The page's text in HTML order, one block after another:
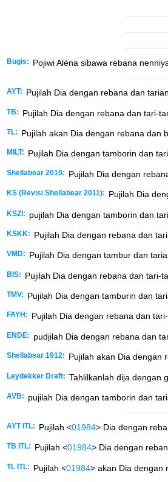
Bugis: Pojiwi Aléna sibawa rebana
AYT: Pujilah Dia dengan rebana dan
TB: Pujilah Dia dengan rebana dan tari-
TL: Pujilah akan Dia dengan rebana dan
MILT: Pujilah Dia dengan tamborin dan
Shellabear 2010: Pujilah Dia dengan
KS (Revisi Shellabear 2011): Pujilah Dia
KSZI: pujilah Dia dengan tamborin dan
KSKK: Pujilah Dia dengan rebana dan
VMD: Pujilah Dia dengan tambur dan
BIS: Pujilah Dia dengan rebana dan tari-
TMV: Pujilah Dia dengan tamburin dan
FAYH: Pujilah Dia dengan rebana dan
ENDE: pudjilah Dia dengan rebana dan
Shellabear 1912: Pujilah akan Dia dengan
Leydekker Draft: Tahlilkanlah dija dengan
AVB: pujilah Dia dengan tamborin dan
AYT ITL: Pujilah <01984> Dia dengan
TB ITL: Pujilah <01984> Dia dengan
TL ITL: Pujilah <01984> akan Dia dengan